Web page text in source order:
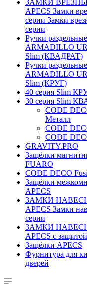
ЗАМКИ
APECS Замки
серии Замки
серии
Ручки раздельные
ARMADILLO
Slim (КВАДРАТ)
Ручки раздельные
ARMADILLO
Slim (КРУГ)
40 серия Slim
30 серия Slim
CODE
Металл
CODE
CODE
GRAVITY.PRO
Защёлки
FUARO
CODE DECO
Защёлки
APECS
ЗАМКИ
APECS Замки
серии
ЗАМКИ
APECS с
Защёлки APECS
Фурнитура для
дверей